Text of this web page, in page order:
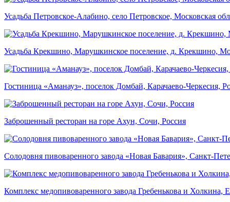
Усадьба Петровское-Алабино, село Петровское, Московская
Усадьба Крекшино, Марушкинское поселение, д. Крекшино,
Гостиница «Аманауз», поселок Домбай, Карачаево-Черкесия,
Заброшенный ресторан на горе Ахун, Сочи, Россия
Солодовня пивоваренного завода «Новая Бавария», Санкт-
Комплекс медопивоваренного завода Гребенькова и Холкина,